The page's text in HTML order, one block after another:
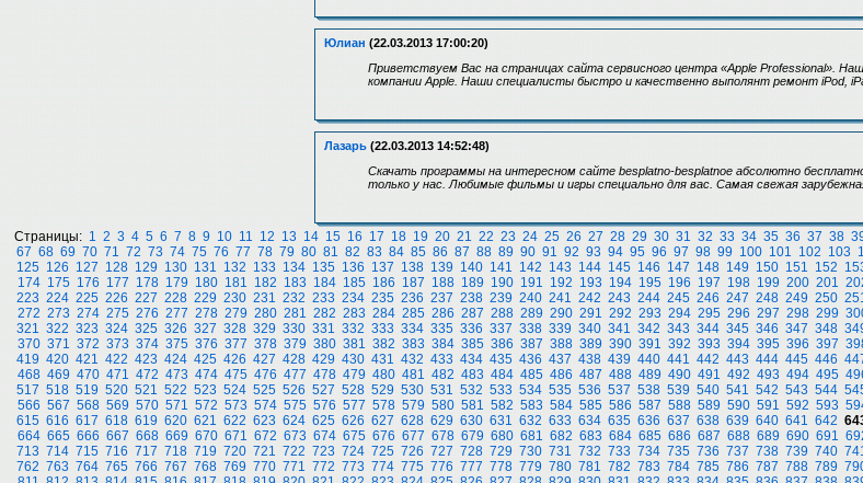
Юлиан (22.03.2013 17:00:20)
Приветствуем Вас на страницах сайта сервисного центра «Apple Professional».
компании Apple. Наши специалисты быстро и качественно выполянт ремонт iPod,
Лазарь (22.03.2013 14:52:48)
Скачать программы на интересном сайте besplatno-besplatnoe абсолютно
только у нас. Любимые фильмы и игры специально для вас. Самая свежая
Страницы: 1 2 3 4 5 6 7 8 9 10 11 12 13 14 15 16 17 18 19 20 21 22 23 24 25 26 27 28 29 30 31 32 33 34 35 36 37 38
67 68 69 70 71 72 73 74 75 76 77 78 79 80 81 82 83 84 85 86 87 88 89 90 91 92 93 94 95 96 97 98 99 100 101 102 103
125 126 127 128 129 130 131 132 133 134 135 136 137 138 139 140 141 142 143 144 145 146 147 148 149 150 151 152
174 175 176 177 178 179 180 181 182 183 184 185 186 187 188 189 190 191 192 193 194 195 196 197 198 199 200 201
223 224 225 226 227 228 229 230 231 232 233 234 235 236 237 238 239 240 241 242 243 244 245 246 247 248 249 250
272 273 274 275 276 277 278 279 280 281 282 283 284 285 286 287 288 289 290 291 292 293 294 295 296 297 298 299
321 322 323 324 325 326 327 328 329 330 331 332 333 334 335 336 337 338 339 340 341 342 343 344 345 346 347 348
370 371 372 373 374 375 376 377 378 379 380 381 382 383 384 385 386 387 388 389 390 391 392 393 394 395 396 397
419 420 421 422 423 424 425 426 427 428 429 430 431 432 433 434 435 436 437 438 439 440 441 442 443 444 445 446
468 469 470 471 472 473 474 475 476 477 478 479 480 481 482 483 484 485 486 487 488 489 490 491 492 493 494 495
517 518 519 520 521 522 523 524 525 526 527 528 529 530 531 532 533 534 535 536 537 538 539 540 541 542 543 544
566 567 568 569 570 571 572 573 574 575 576 577 578 579 580 581 582 583 584 585 586 587 588 589 590 591 592 593
615 616 617 618 619 620 621 622 623 624 625 626 627 628 629 630 631 632 633 634 635 636 637 638 639 640 641 642
664 665 666 667 668 669 670 671 672 673 674 675 676 677 678 679 680 681 682 683 684 685 686 687 688 689 690 691
713 714 715 716 717 718 719 720 721 722 723 724 725 726 727 728 729 730 731 732 733 734 735 736 737 738 739 740
762 763 764 765 766 767 768 769 770 771 772 773 774 775 776 777 778 779 780 781 782 783 784 785 786 787 788 789